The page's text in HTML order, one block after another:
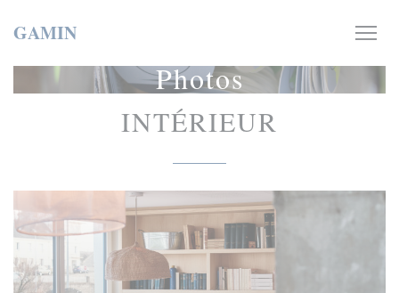
GAMIN
Photos
INTÉRIEUR